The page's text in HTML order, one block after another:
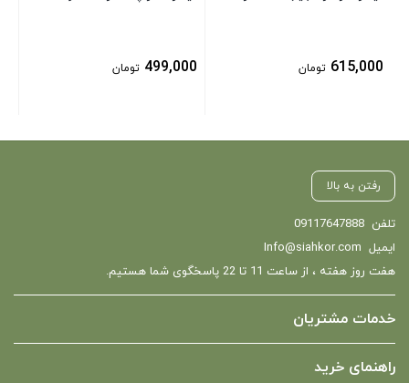
615,000 تومان 499,000 تومان
رفتن به بالا
تلفن 09117647888
ایمیل Info@siahkor.com
هفت روز هفته ، از ساعت 11 تا 22 پاسخگوی شما هستیم.
خدمات مشتریان
راهنمای خرید